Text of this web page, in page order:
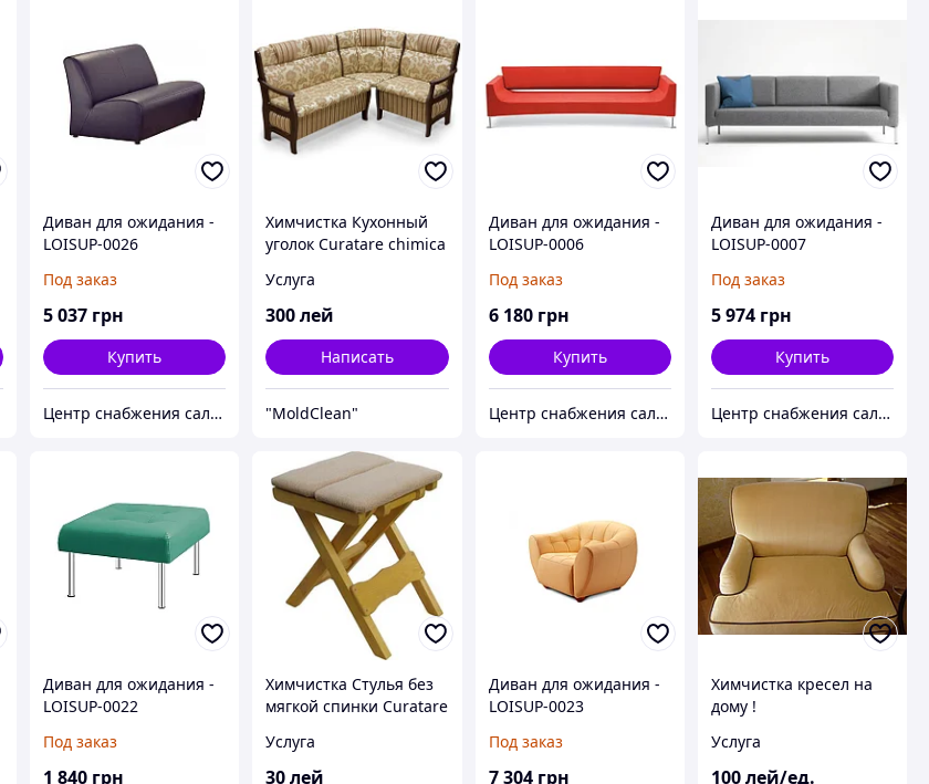
Диван для ожидания -
LOISUP-0026
Под заказ
5 037 грн
Купить
Центр снабжения салонов красоты DenIC
Химчистка Кухонный
уголок Curatare chimica
Chisinau
Услуга
300лей
Написать
"MoldClean"
Диван для ожидания -
LOISUP-0006
Под заказ
6 180 грн
Купить
Центр снабжения салонов красоты DenIC
Диван для ожидания -
LOISUP-0007
Под заказ
5 974 грн
Купить
Центр снабжения салонов красоты DenIC
Диван для ожидания -
LOISUP-0022
Под заказ
1 840 грн
Химчистка Стулья без
мягкой спинки Curatare
spinare Chsinau
Услуга
30лей
Диван для ожидания -
LOISUP-0023
Под заказ
7 304 грн
Химчистка кресел на
дому !
Услуга
100лей/ед.